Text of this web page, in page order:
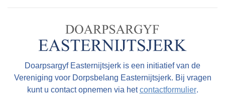
behoefden te maken. De daarop volgende
nacht was het zeer levendig in de lucht. Tallooze
door moedwillig boven ons land te vliegen. De
volgende morgen (het was toen 10 mei) werden
er een paar mannen even bij hem voor een
vannacht een wapendropping is geweest.” Heit
heeft daar niet op gereageerd maar hoorde zelf
wel de zolder kraken.Ook heeft de praam nog
lang in de “opfeart“ gelegen zoals Theunis
vertelde, want zij hadden als kinderen daar nog
Doarpsargyf Easternijtsjerk is een initiatief van de
Vereniging voor Dorpsbelang Easternijtsjerk. Bij vragen
kunt u contact opnemen via hetcontactformulier.